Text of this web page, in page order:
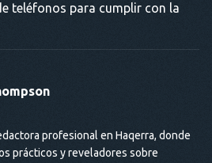
teléfonos para cumplir con la
profesional en Haqerra, donde
prácticos y reveladores sobre